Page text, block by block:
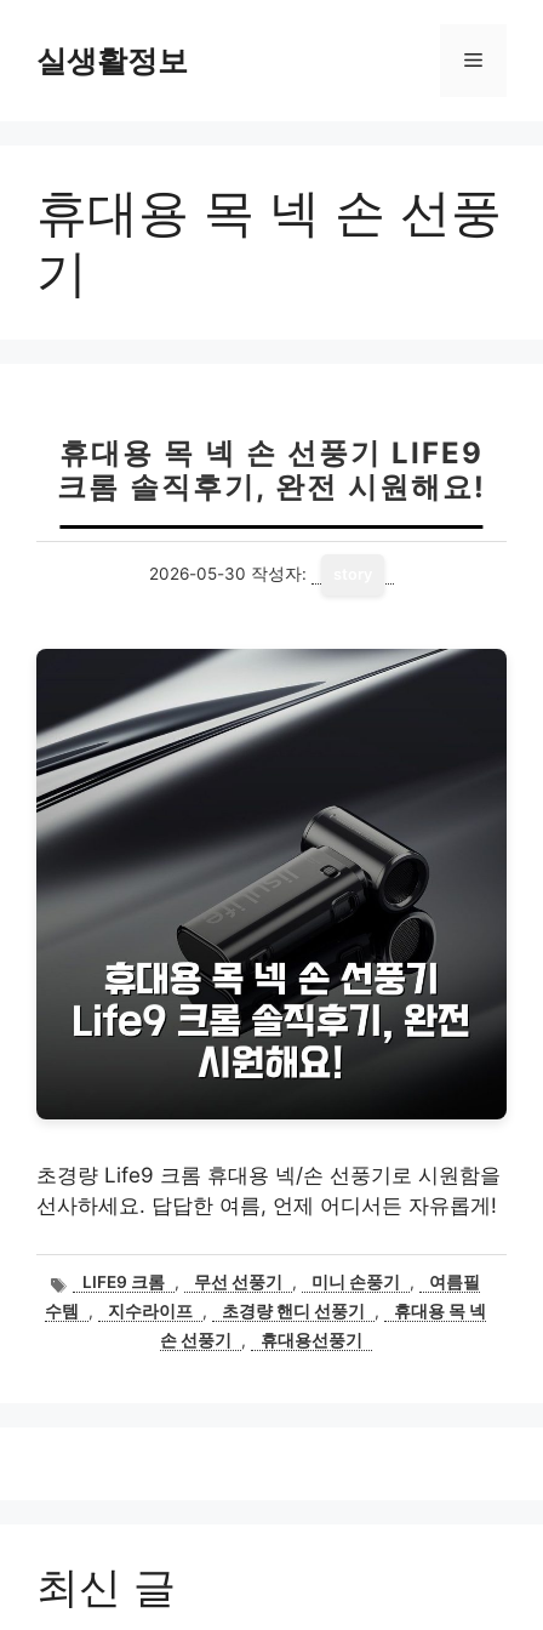
실생활정보 메
휴대용 목 넥 손 선풍
기
휴대용 목 넥 손 선풍기 LIFE9
크롬 솔직후기, 완전 시원해요!
2026-05-30 작성자:
초경량 Life9 크롬 휴대용 넥/손 선풍기로 시원함을
선사하세요. 답답한 여름, 언제 어디서든 자유롭게!
태
그
LIFE9 크롬 , 무선 선풍기 , 미니 손풍기 ,
여름필
수템
, 지수라이프 , 초경량 핸디 선풍기 ,
휴대용 목 넥
손 선풍기
, 휴대용선풍기
최신 글